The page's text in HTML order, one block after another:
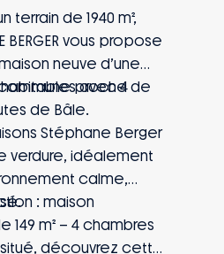
terrain de 1940 m²,
BERGER vous propose
neuve d’une
habitables avec 4
commune proche de
de Bâle.
Stéphane Berger
verdure, idéalement
calme,
: maison
m² – 4 chambres
situé, découvrez cette